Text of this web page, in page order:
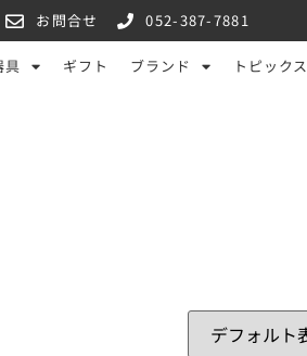
お問合せ 052-387-7881
具 ギフト ブランド トピックス